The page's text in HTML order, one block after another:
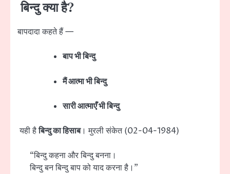
बिन्दु क्या है?
बापदादा कहते हैं —
बाप भी बिन्दु
मैं आत्मा भी बिन्दु
सारी आत्माएँ भी बिन्दु
यही हैबिन्दु का हिसाब। मुरली संकेत (02-04-1984)
“बिन्दु कहना और बिन्दु बनना।
बिन्दु बन बिन्दु बाप को याद करना है।”